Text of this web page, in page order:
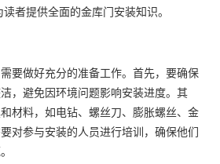
者提供全面的金库门安装知识。
要做好充分的准备工作。首先，要确保
，避免因环境问题影响安装进度。其
材料，如电钻、螺丝刀、膨胀螺丝、金
对参与安装的人员进行培训，确保他们